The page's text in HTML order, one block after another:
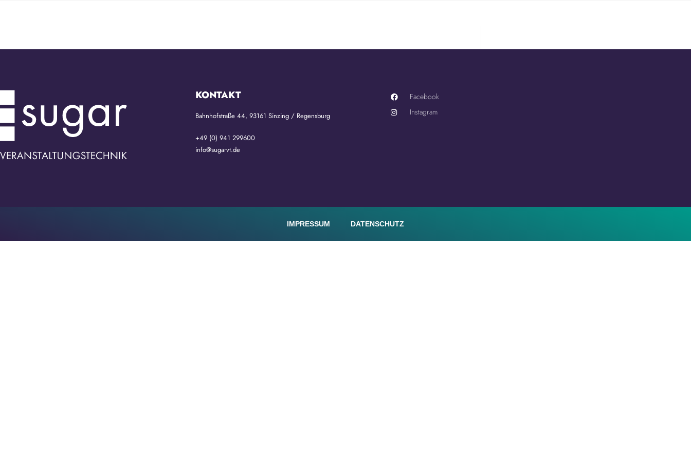
KONTAKT
Bahnhofstraße 44, 93161 Sinzing / Regensburg
+49 (0) 941 299600
info@sugarvt.de
Facebook
Instagram
IMPRESSUM DATENSCHUTZ